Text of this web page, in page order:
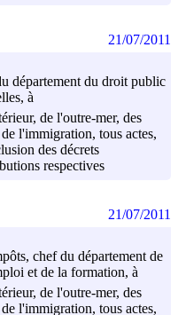
département du droit public
à
de l'outre-mer, des
l'immigration, tous actes,
des décrets
respectives
21/07/2011
chef du département de
et de la formation, à
de l'outre-mer, des
l'immigration, tous actes,
21/07/2011